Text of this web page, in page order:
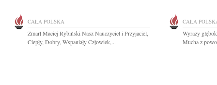
CAŁA POLSKA
Zmarł Maciej Rybiński Nasz Nauczyciel i Przyjaciel,
Ciepły, Dobry, Wspaniały Człowiek,...
CAŁA
Wyrazy
Mucha z